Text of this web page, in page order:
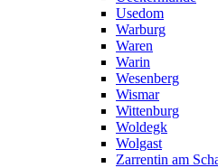
Usedom
Warburg
Waren
Warin
Wesenberg
Wismar
Wittenburg
Woldegk
Wolgast
Zarrentin am